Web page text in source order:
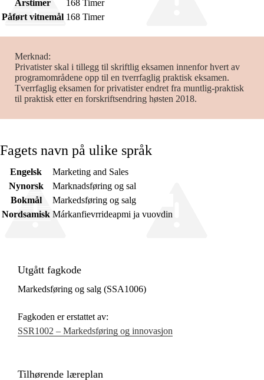
Årstimer
168 Timer
Påført vitnemål 168 Timer
Merknad
Privatister skal i tillegg til skriftlig eksamen innenfor hvert av
programområdene opp til en tverrfaglig praktisk eksamen.
Tverrfaglig eksamen for privatister endret fra muntlig-praktisk
til praktisk etter en forskriftsendring høsten 2018.
Fagets navn på ulike språk
Engelsk
Marketing and Sales
Nynorsk
Marknadsføring og sal
Bokmål
Markedsføring og salg
Nordsamisk Márkanfievrrideapmi ja vuovdin
Utgått fagkode
Markedsføring og salg (SSA1006)
Fagkoden er erstattet av:
SSR1002 – Markedsføring og innovasjon
Tilhørende læreplan